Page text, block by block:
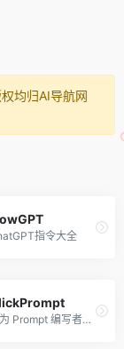
均归AI导航网
指令大全
专为 Prompt 编写者设计的工具